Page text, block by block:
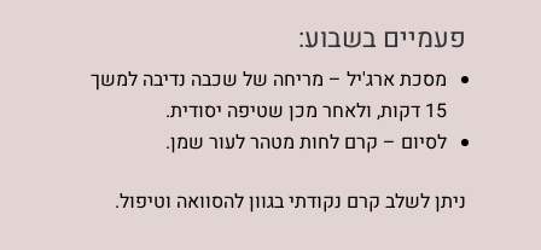
פעמיים בשבוע:
מסכת ארג'יל – מריחה של שכבה נדיבה למשך
15 דקות, ולאחר מכן שטיפה יסודית.
לסיום – קרם לחות מטהר לעור שמן.
ניתן לשלב קרם נקודתי בגוון להסוואה וטיפול.